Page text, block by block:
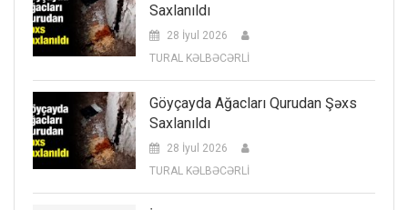
Saxlanıldı
28 İyul 2026
TURAL KƏLBƏCƏRLİ
Göyçayda Ağacları Qurudan Şəxs
Saxlanıldı
28 İyul 2026
TURAL KƏLBƏCƏRLİ